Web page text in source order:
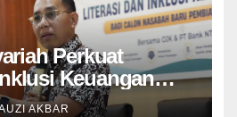
Perkuat
Keuangan
Bima
AKBAR